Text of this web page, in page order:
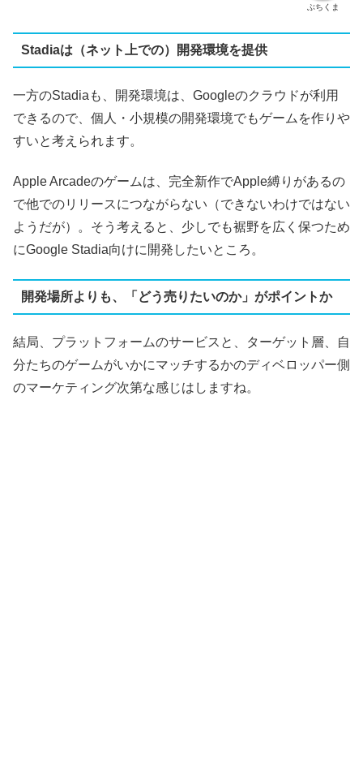
ぶちくま
Stadiaは（ネット上での）開発環境を提供
一方のStadiaも、開発環境は、Googleのクラウドが利用
できるので、個人・小規模の開発環境でもゲームを作りや
すいと考えられます。
Apple Arcadeのゲームは、完全新作でApple縛りがあるの
で他でのリリースにつながらない（できないわけではない
ようだが）。そう考えると、少しでも裾野を広く保つため
にGoogle Stadia向けに開発したいところ。
開発場所よりも、「どう売りたいのか」がポイントか
結局、プラットフォームのサービスと、ターゲット層、自
分たちのゲームがいかにマッチするかのディベロッパー側
のマーケティング次第な感じはしますね。